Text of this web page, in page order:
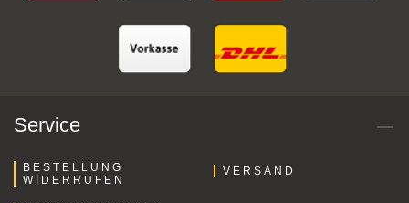
Service
BESTELLUNG
WIDERRUFEN
VERSAND